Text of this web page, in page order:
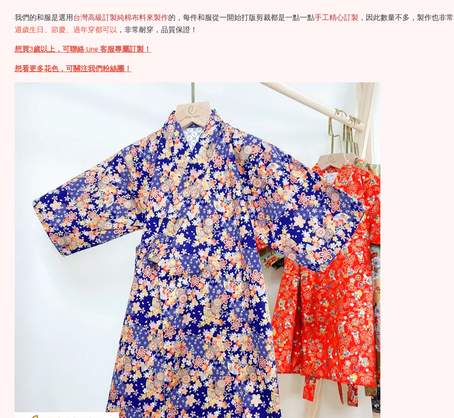
我們的和服是選用台灣高級訂製純棉布料來製作的，每件和服從一開始打版剪裁都是一點一點手工精心訂製 ，因此數量不多，製作也非
週歲生日、節慶、過年穿都可以 ，非常耐穿，品質保證！
想買3歲以上，可聯絡 Line 客服專屬訂製！
想看更多花色，可關注我們粉絲團！